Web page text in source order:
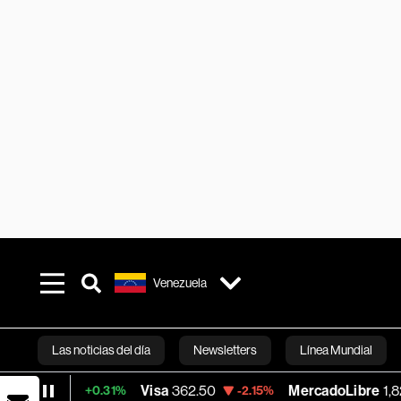
Venezuela
Las noticias del día Newsletters Línea Mundial
Bloomberg
Visa 362.50 -2.15% MercadoLibre 1,821.795 -